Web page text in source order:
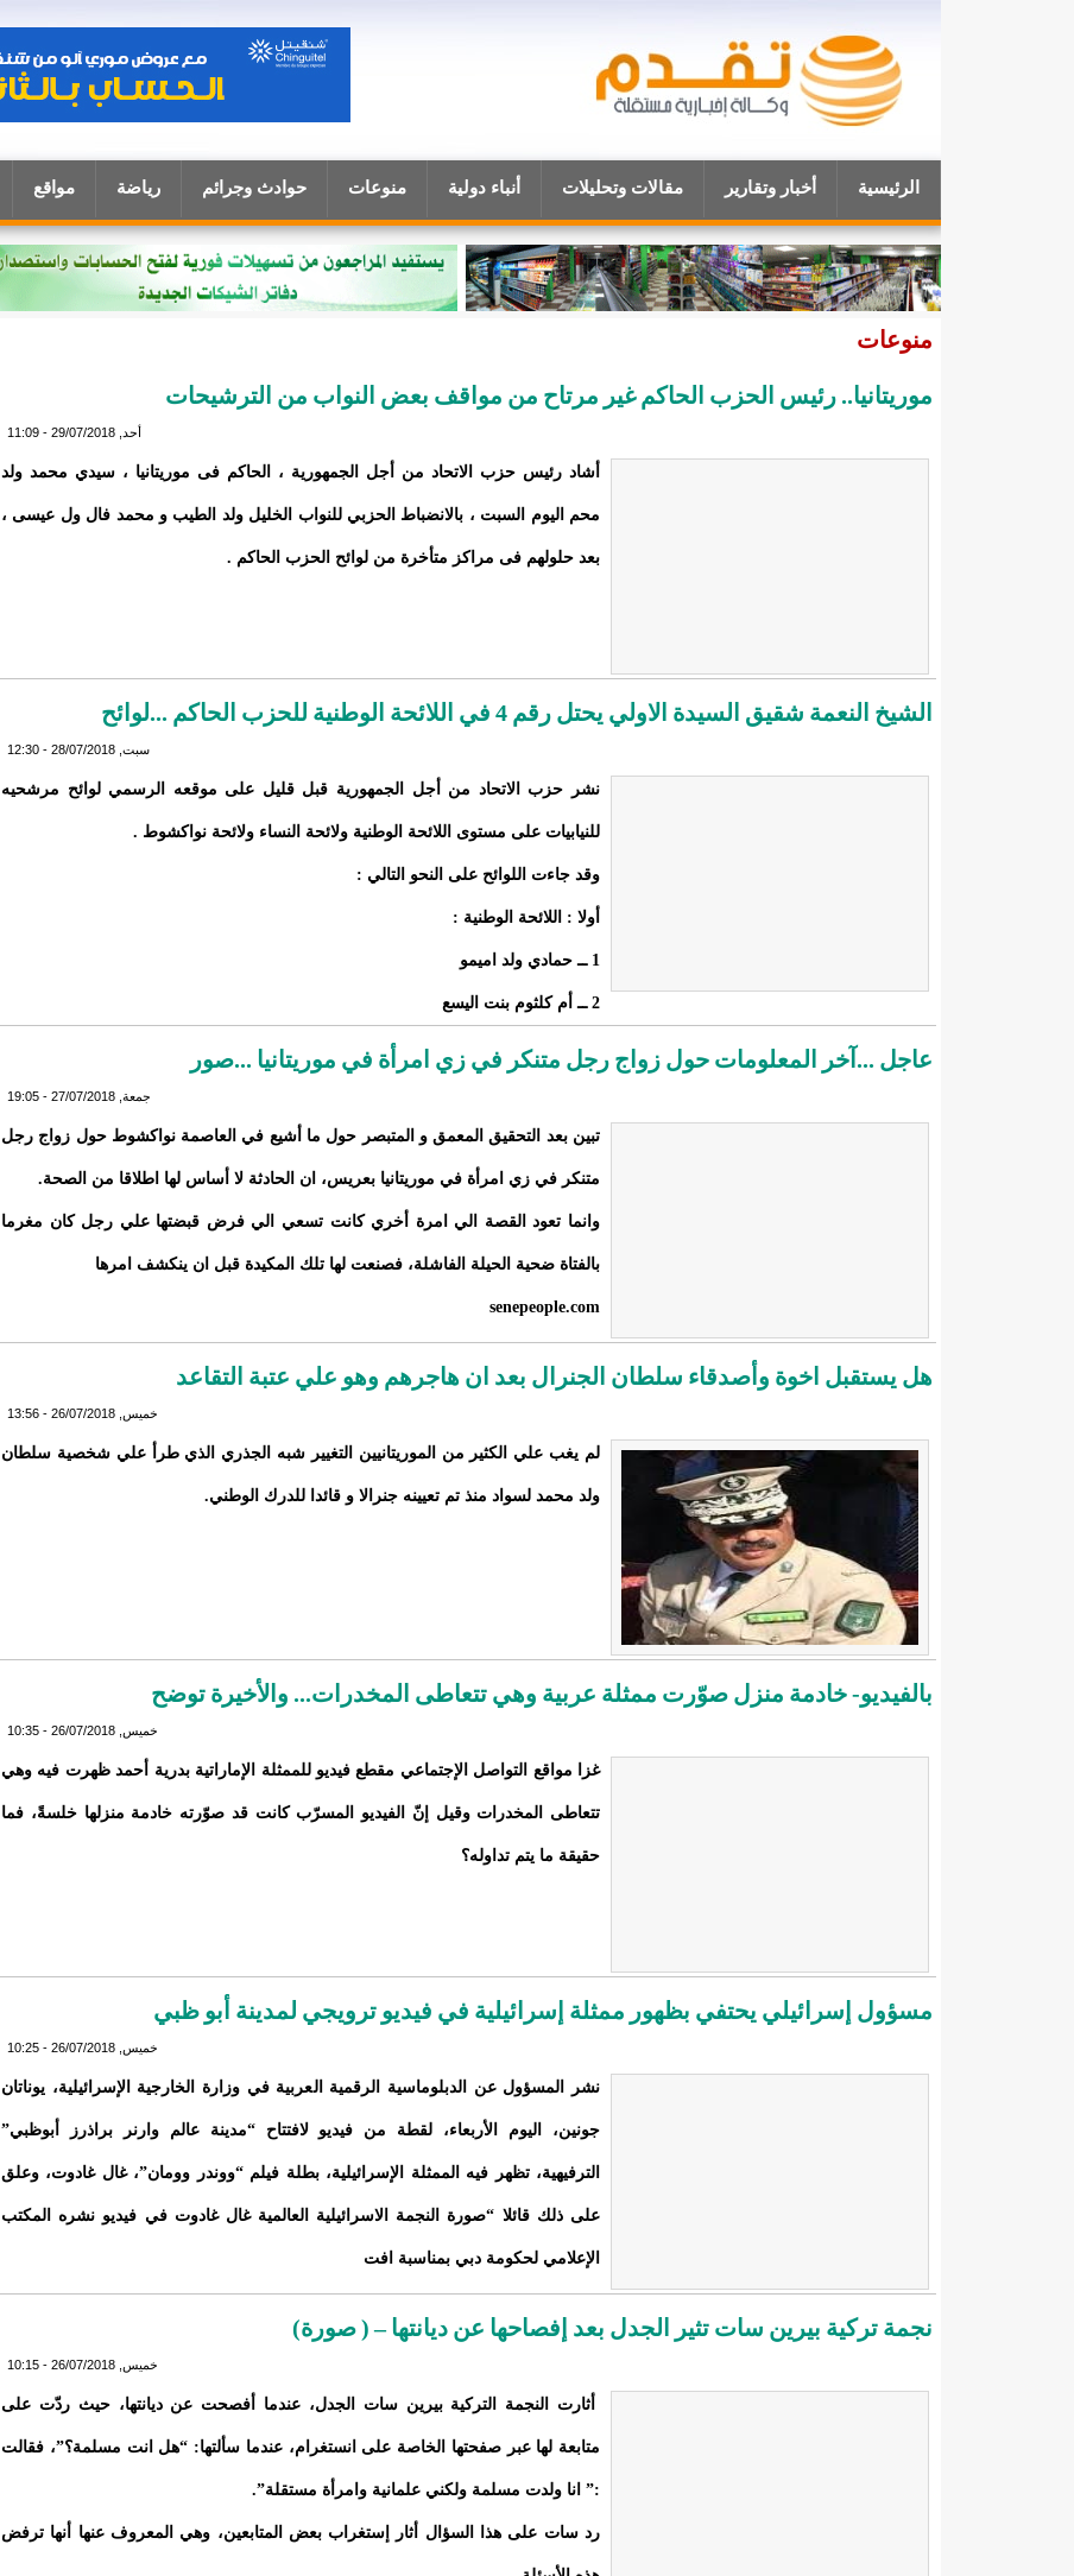
الرئيسية أخبار وتقارير مقالات وتحليلات أنباء دولية منوعات حوادث وجرائم رياضة مواقع
منوعات
موريتانيا.. رئيس الحزب الحاكم غير مرتاح من مواقف بعض النواب من الترشيحات
أحد, 29/07/2018 - 11:09
‏أشاد رئيس حزب الاتحاد من أجل الجمهورية ، الحاكم فى موريتانيا ، سيدي محمد ولد
محم اليوم السبت ، بالانضباط الحزبي للنواب الخليل ولد الطيب و محمد فال ول عيسى ،
بعد حلولهم فى مراكز متأخرة من لوائح الحزب الحاكم .
الشيخ النعمة شقيق السيدة الاولي يحتل رقم 4 في اللائحة الوطنية للحزب الحاكم ...لوائح
سبت, 28/07/2018 - 12:30
نشر حزب الاتحاد من أجل الجمهورية قبل قليل على موقعه الرسمي لوائح مرشحيه
للنيابيات على مستوى اللائحة الوطنية ولائحة النساء ولائحة نواكشوط .
وقد جاءت اللوائح على النحو التالي :
أولا : اللائحة الوطنية :
1 ــ حمادي ولد اميمو
2 ــ أم كلثوم بنت اليسع
عاجل ...آخر المعلومات حول زواج رجل متنكر في زي امرأة في موريتانيا ...صور
جمعة, 27/07/2018 - 19:05
تبين بعد التحقيق المعمق و المتبصر حول ما أشيع في العاصمة نواكشوط حول زواج رجل
متنكر في زي امرأة في موريتانيا بعريس، ان الحادثة لا أساس لها اطلاقا من الصحة.
وانما تعود القصة الي امرة أخري كانت تسعي الي فرض قبضتها علي رجل كان مغرما
بالفتاة ضحية الحيلة الفاشلة، فصنعت لها تلك المكيدة قبل ان ينكشف امرها
senepeople.com
هل يستقبل اخوة وأصدقاء سلطان الجنرال بعد ان هاجرهم وهو علي عتبة التقاعد
خميس, 26/07/2018 - 13:56
لم يغب علي الكثير من الموريتانيين التغيير شبه الجذري الذي طرأ علي شخصية سلطان
ولد محمد لسواد منذ تم تعيينه جنرالا و قائدا للدرك الوطني.
بالفيديو- خادمة منزل صوّرت ممثلة عربية وهي تتعاطى المخدرات... والأخيرة توضح
خميس, 26/07/2018 - 10:35
غزا مواقع التواصل الإجتماعي مقطع فيديو للممثلة الإماراتية بدرية أحمد ظهرت فيه وهي
تتعاطى المخدرات وقيل إنّ الفيديو المسرّب كانت قد صوّرته خادمة منزلها خلسةً، فما
حقيقة ما يتم تداوله؟
مسؤول إسرائيلي يحتفي بظهور ممثلة إسرائيلية في فيديو ترويجي لمدينة أبو ظبي
خميس, 26/07/2018 - 10:25
نشر المسؤول عن الدبلوماسية الرقمية العربية في وزارة الخارجية الإسرائيلية، يوناتان
جونين، اليوم الأربعاء، لقطة من فيديو لافتتاح “مدينة عالم وارنر براذرز أبوظبي”
الترفيهية، تظهر فيه الممثلة الإسرائيلية، بطلة فيلم “ووندر وومان”، غال غادوت، وعلق
على ذلك قائلا “صورة النجمة الاسرائيلية العالمية غال غادوت في فيديو نشره المكتب
الإعلامي لحكومة دبي بمناسبة افت
نجمة تركية بيرين سات تثير الجدل بعد إفصاحها عن ديانتها – ( صورة)
خميس, 26/07/2018 - 10:15
أثارت النجمة التركية بيرين سات الجدل، عندما أفصحت عن ديانتها، حيث ردّت على
متابعة لها عبر صفحتها الخاصة على انستغرام، عندما سألتها: “هل انت مسلمة؟”، فقالت
:” انا ولدت مسلمة ولكني علمانية وامرأة مستقلة”.
رد سات على هذا السؤال أثار إستغراب بعض المتابعين، وهي المعروف عنها أنها ترفض